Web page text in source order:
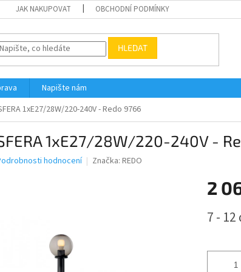
JAK NAKUPOVAT OBCHODNÍ PODMÍNKY
HLEDAT
Napište nám
1xE27/28W/220-240V - Redo 9766
1xE27/28W/220-240V -
hodnocení Značka: REDO
2
cena:
7 -